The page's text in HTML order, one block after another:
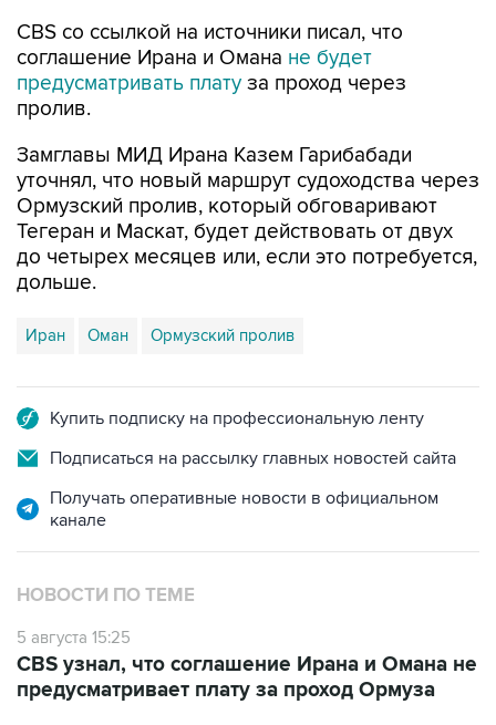
CBS со ссылкой на источники писал, что
соглашение Ирана и Омана не будет
предусматривать плату за проход через
пролив.
Замглавы МИД Ирана Казем Гарибабади
уточнял, что новый маршрут судоходства через
Ормузский пролив, который обговаривают
Тегеран и Маскат, будет действовать от двух
до четырех месяцев или, если это потребуется,
дольше.
Иран Оман Ормузский пролив
Купить подписку на профессиональную ленту
Подписаться на рассылку главных новостей сайта
Получать оперативные новости в официальном
канале
НОВОСТИ ПО ТЕМЕ
5 августа 15:25
CBS узнал, что соглашение Ирана и Омана не
предусматривает плату за проход Ормуза